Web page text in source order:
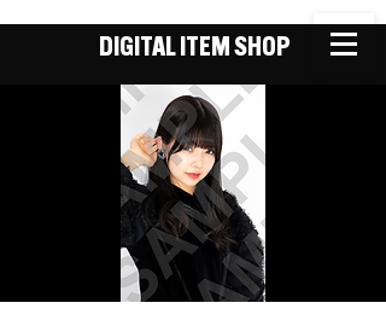
DIGITAL ITEM SHOP